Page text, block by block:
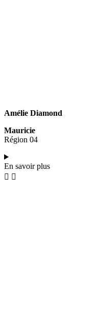
Amélie Diamond
Mauricie
Région 04
En savoir plus